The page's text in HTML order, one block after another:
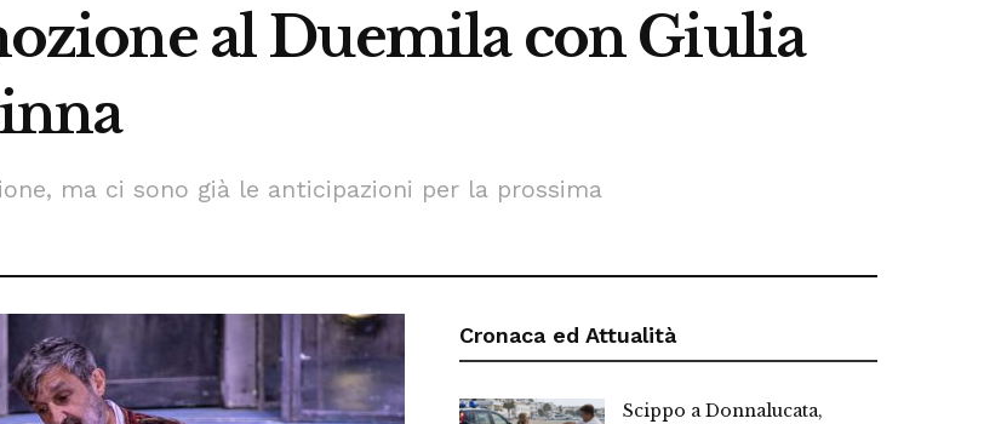
al Duemila con Giulia
ma ci sono già le anticipazioni per la prossima
Cronaca ed Attualità
Scippo a Donnalucata,